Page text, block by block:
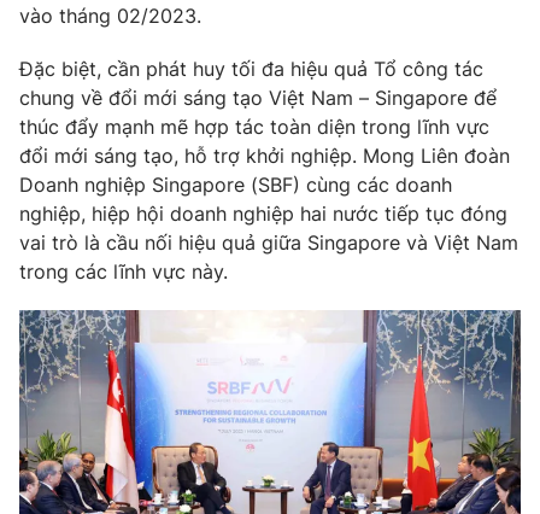
vào tháng 02/2023.
Đặc biệt, cần phát huy tối đa hiệu quả Tổ công tác
chung về đổi mới sáng tạo Việt Nam – Singapore để
thúc đẩy mạnh mẽ hợp tác toàn diện trong lĩnh vực
đổi mới sáng tạo, hỗ trợ khởi nghiệp. Mong Liên đoàn
Doanh nghiệp Singapore (SBF) cùng các doanh
nghiệp, hiệp hội doanh nghiệp hai nước tiếp tục đóng
vai trò là cầu nối hiệu quả giữa Singapore và Việt Nam
trong các lĩnh vực này.